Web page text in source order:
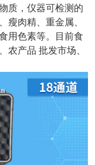
质，仪器可检测的
瘦肉精、重金属、
用色素等。目前食
农产品 批发市场、